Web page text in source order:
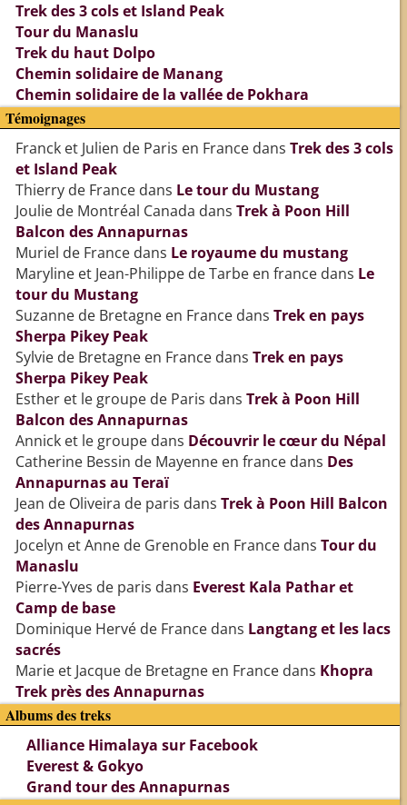
Trek des 3 cols et Island Peak
Tour du Manaslu
Trek du haut Dolpo
Chemin solidaire de Manang
Chemin solidaire de la vallée de Pokhara
Témoignages
Franck et Julien de Paris en Francedans Trek des 3 cols
et Island Peak
Thierry de Francedans Le tour du Mustang
Joulie de Montréal Canada dans Trek à Poon Hill
Balcon des Annapurnas
Muriel de Francedans Le royaume du mustang
Maryline et Jean-Philippe de Tarbe en francedans Le
tour du Mustang
Suzanne de Bretagne en Francedans Trek en pays
Sherpa Pikey Peak
Sylvie de Bretagne en Francedans Trek en pays
Sherpa Pikey Peak
Esther et le groupe de Paris dans Trek à Poon Hill
Balcon des Annapurnas
Annick et le groupedans Découvrir le cœur du Népal
Catherine Bessin de Mayenne en francedans Des
Annapurnas au Teraï
Jean de Oliveira de paris dans Trek à Poon Hill Balcon
des Annapurnas
Jocelyn et Anne de Grenoble en Francedans Tour du
Manaslu
Pierre-Yves de paris dans Everest Kala Pathar et
Camp de base
Dominique Hervé de Francedans Langtang et les lacs
sacrés
Marie et Jacque de Bretagne en Francedans Khopra
Trek près des Annapurnas
Albums des treks
Alliance Himalaya sur Facebook
Everest & Gokyo
Grand tour des Annapurnas